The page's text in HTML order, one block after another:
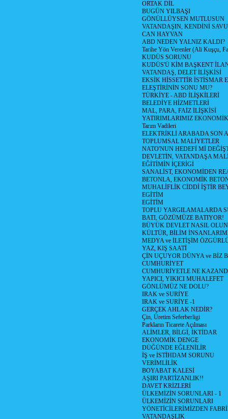
ORTAK DİL
BUGÜN YILBAŞI
GÖNÜLLÜYSEN MUTLUSUN
VATANDAŞIN, KENDİNİ
CAN HAYVAN
ABD NEDEN YALNIZ KALDI?
Tarihe Yön Verenler (Ali Kuşçu,
KUDÜS SORUNU
KUDÜS'Ü KİM BAŞKENT
VATANDAŞ, DELET İLİŞKİSİ
EKSİK HİSSETTİR İSTİSMAR
ELEŞTİRİNİN SONU MU?
TÜRKİYE - ABD İLİŞKİLERİ
BELEDİYE HİZMETLERİ
MAL, PARA, FAİZ İLİŞKİSİ
YATIRIMLARIMIZ
Tarım Vadileri
ELEKTRİKLİ ARABADA SON
TOPLUMSAL MALİYETLER
NATO'NUN HEDEFİ Mİ
DEVLETİN, VATANDAŞA
EĞİTİMİN İÇERİGİ
SANALİST, EKONOMİDEN
BETONLA, EKONOMİK
MUHALİFLİK CİDDİ İŞTİR
EGİTİM
EGİTİM
TOPLU YARGILAMALARDA
BATI, GÖZÜMÜZE BATIYOR!
BÜYÜK DEVLET NASIL
KÜLTÜR, BİLİM
MEDYA ve İLETİŞİM
YAZ, KIŞ SAATİ
ÇİN UÇUYOR DÜNYA ve BİZ
CUMHURİYET
CUMHURİYETLE NE
YAPICI, YIKICI MUHALEFET
GÖNLÜMÜZ NE DOLU?
IRAK ve SURİYE
IRAK ve SURİYE -1
GERÇEK AHLAK NEDİR?
Çin, Üretim Seferberligi
Parkların Ticarete Açılması
ALİMLER, BİLGİ, İKTİDAR
EKONOMİK DENGE
DÜĞÜNDE EĞLENİLİR
İŞ ve İSTİHDAM SORUNU
VERİMLİLİK
BOYABAT KALESİ
AŞIRI PARTİZANLIK!!
DAVET KRİZLERİ
ÜLKEMİZİN SORUNLARI - 1
ÜLKEMİZİN SORUNLARI
YÖNETİCİLERİMİZDEN
VATANDAŞLIK